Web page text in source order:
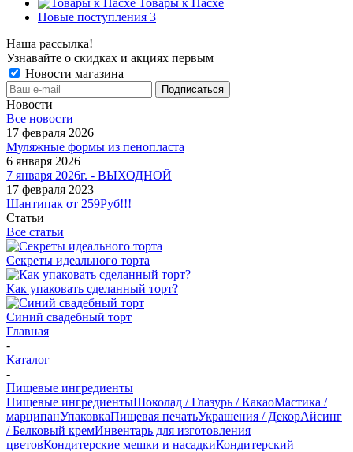
Товары к Пасхе
Новые поступления 3
Наша рассылка!
Узнавайте о скидках и акциях первым
Новости магазина
Новости
Все новости
17 февраля 2026
Муляжные формы из пенопласта
6 января 2026
7 января 2026г. - ВЫХОДНОЙ
17 февраля 2023
Шантипак от 259Руб!!!
Статьи
Все статьи
Секреты идеального торта
Как упаковать сделанный торт?
Синий свадебный торт
Главная
-
Каталог
-
Пищевые ингредиенты
Пищевые ингредиентыШоколад / Глазурь / КакаоМастика /
марципанУпаковкаПищевая печатьУкрашения / ДекорАйсинг
/ Белковый кремИнвентарь для изготовления
цветовКондитерские мешки и насадкиКондитерский